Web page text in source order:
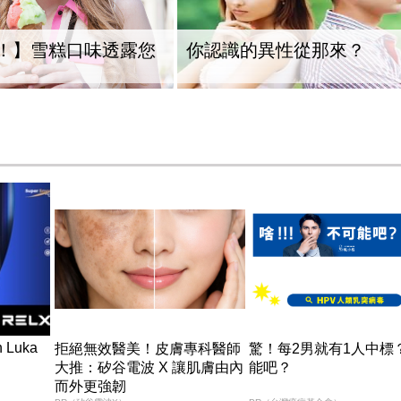
】雪糕口味透露您 你認識的異性從那來？
Luka
拒絕無效醫美！皮膚專科醫師
大推：矽谷電波 X 讓肌膚由內
而外更強韌
驚！每2男就有1人中標
能吧？